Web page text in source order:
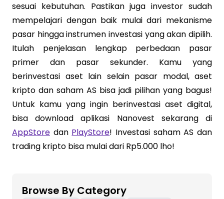
sesuai kebutuhan. Pastikan juga investor sudah
mempelajari dengan baik mulai dari mekanisme
pasar hingga instrumen investasi yang akan dipilih.
Itulah penjelasan lengkap perbedaan pasar
primer dan pasar sekunder. Kamu yang
berinvestasi aset lain selain pasar modal, aset
kripto dan saham AS bisa jadi pilihan yang bagus!
Untuk kamu yang ingin berinvestasi aset digital,
bisa download aplikasi Nanovest sekarang di
AppStore dan PlayStore! Investasi saham AS dan
trading kripto bisa mulai dari Rp5.000 lho!
Browse By Category